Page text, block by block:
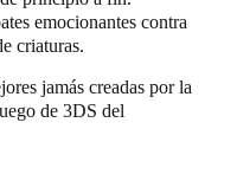
emocionantes contra
criaturas.
jamás creadas por la
de 3DS del